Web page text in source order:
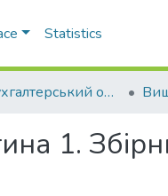
Statistics
ОПП "Бухгалтерський облік"
1.